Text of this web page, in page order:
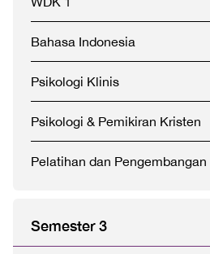
Bahasa Indonesia
Psikologi Klinis
Psikologi & Pemikiran Kristen
Pelatihan dan Pengembangan
Semester 3